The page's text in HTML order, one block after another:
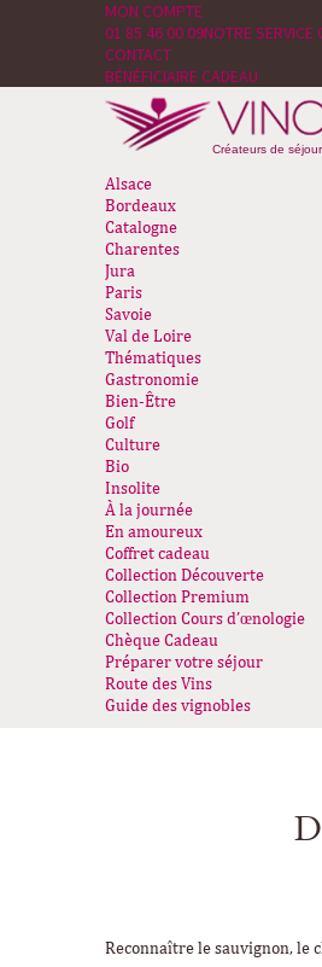
MON COMPTE
01 85 46 00 09NOTRE SERVICE
CONTACT
BÉNÉFICIAIRE CADEAU
Créateurs de
Alsace
Bordeaux
Catalogne
Charentes
Jura
Paris
Savoie
Val de Loire
Thématiques
Gastronomie
Bien-Être
Golf
Culture
Bio
Insolite
À la journée
En amoureux
Coffret cadeau
Collection Découverte
Collection Premium
Collection Cours d’œnologie
Chèque Cadeau
Préparer votre séjour
Route des Vins
Guide des vignobles
Reconnaître le sauvignon, le